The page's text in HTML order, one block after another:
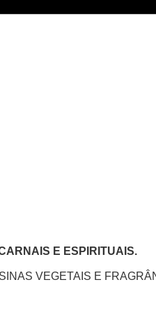
E ESPIRITUAIS.
VEGETAIS E